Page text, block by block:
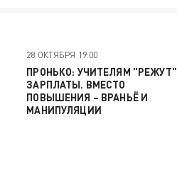
28 ОКТЯБРЯ 19:00
ПРОНЬКО: УЧИТЕЛЯМ "РЕЖУТ"
ЗАРПЛАТЫ. ВМЕСТО
ПОВЫШЕНИЯ – ВРАНЬЁ И
МАНИПУЛЯЦИИ